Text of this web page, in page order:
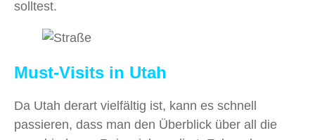
solltest.
Must-Visits in Utah
Da Utah derart vielfältig ist, kann es schnell
passieren, dass man den Überblick über all die